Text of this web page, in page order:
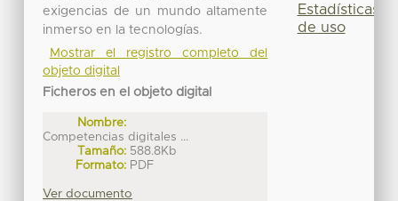
exigencias de un mundo altamente
inmerso en la tecnologías.
Mostrar el registro completo del
objeto digital
Ficheros en el objeto digital
Nombre:
Competencias digitales ...
Tamaño: 588.8Kb
Formato: PDF
Ver documento
Estadísticas
de uso